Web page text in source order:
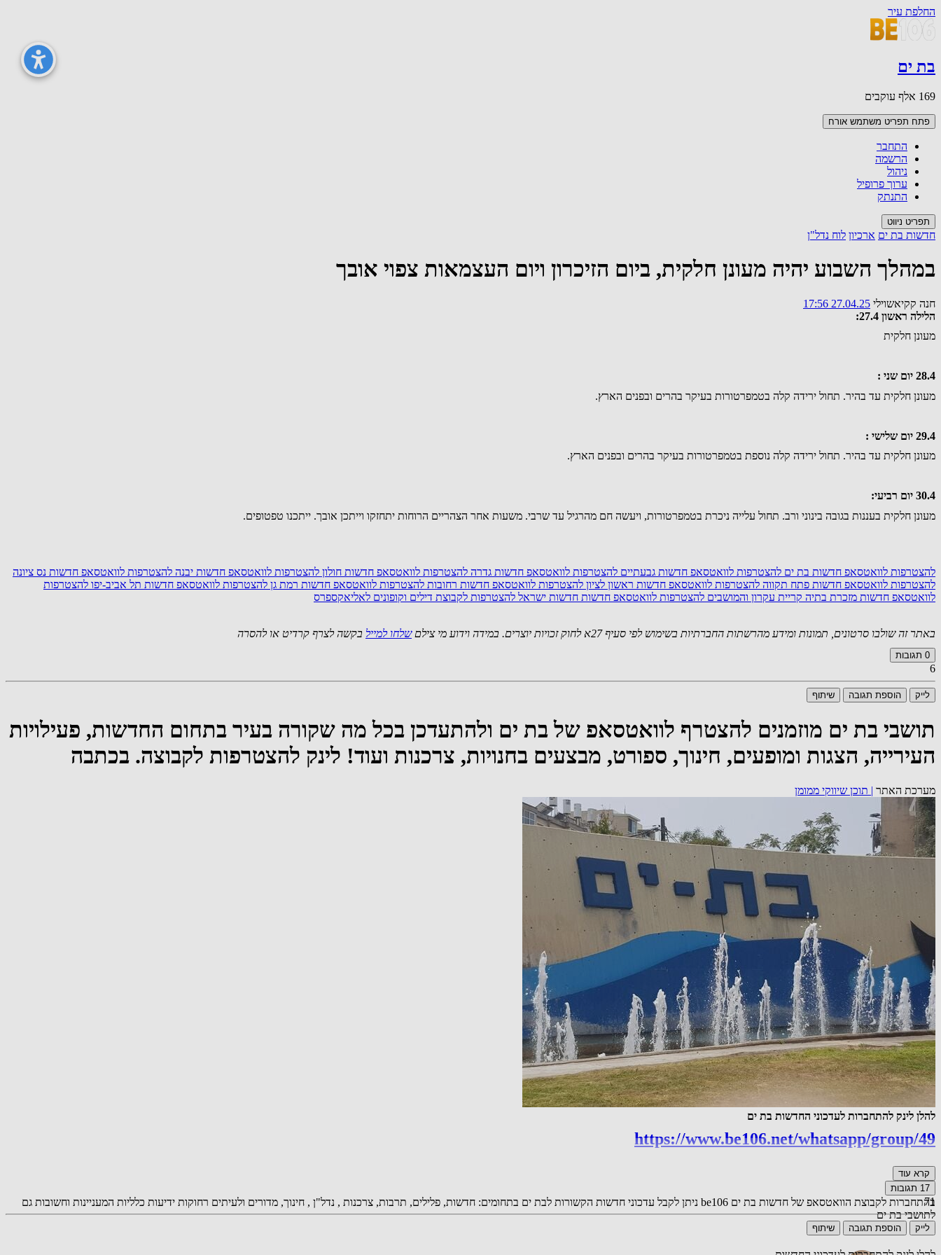
החלפת עיר
בת ים
169 אלף עוקבים
פתח תפריט משתמש אורח
התחבר
הרשמה
ניהול
ערוך פרופיל
התנתק
תפריט ניווט
חדשות בת ים ארכיון לוח נדל"ן
במהלך השבוע יהיה מעונן חלקית, ביום הזיכרון ויום העצמאות צפוי אובך
חנה קקיאשוילי 27.04.25 17:56
הלילה ראשון 27.4:
מעונן חלקית
28.4 יום שני :
מעונן חלקית עד בהיר. תחול ירידה קלה בטמפרטורות בעיקר בהרים ובפנים הארץ.
29.4 יום שלישי :
מעונן חלקית עד בהיר. תחול ירידה קלה נוספת בטמפרטורות בעיקר בהרים ובפנים הארץ.
30.4 יום רביעי:
מעונן חלקית בעננות בגובה בינוני ורב. תחול עלייה ניכרת בטמפרטורות, ויעשה חם מהרגיל עד שרבי. משעות אחר הצהריים הרוחות יתחזקו וייתכן אובך. ייתכנו טפטופים.
להצטרפות לוואטסאפ חדשות בת ים להצטרפות לוואטסאפ חדשות גבעתיים להצטרפות לוואטסאפ חדשות גדרה להצטרפות לוואטסאפ חדשות חולון להצטרפות לוואטסאפ חדשות יבנה להצטרפות לוואטסאפ חדשות נס ציונה
להצטרפות לוואטסאפ חדשות פתח תקווה להצטרפות לוואטסאפ חדשות ראשון לציון להצטרפות לוואטסאפ חדשות רחובות להצטרפות לוואטסאפ חדשות רמת גן להצטרפות לוואטסאפ חדשות תל אביב-יפו להצטרפות
לוואטסאפ חדשות מזכרת בתיה קריית עקרון והמושבים להצטרפות לוואטסאפ חדשות חדשות ישראל להצטרפות לקבוצת דילים וקופונים לאליאקספרס
באתר זה שולבו סרטונים, תמונות ומידע מהרשתות החברתיות בשימוש לפי סעיף 27א לחוק זכויות יוצרים. במידה וידוע מי צילם שלחו למייל בקשה לצרף קרדיט או להסרה
0 תגובות
6
לייק הוספת תגובה שיתוף
תושבי בת ים מוזמנים להצטרף לוואטסאפ של בת ים ולהתעדכן בכל מה שקורה בעיר בתחום החדשות, פעילויות
העירייה, הצגות ומופעים, חינוך, ספורט, מבצעים בחנויות, צרכנות ועוד! לינק להצטרפות לקבוצה. בכתבה
מערכת האתר | תוכן שיווקי ממומן
להלן לינק להתחברות לעדכוני החדשות בת ים
https://www.be106.net/whatsapp/group/49
בהתחברות לקבוצת הוואטסאפ של חדשות בת ים be106 ניתן לקבל עדכוני חדשות הקשורות לבת ים בתחומים: חדשות, פלילים, תרבות, צרכנות , נדל"ן , חינוך, מדורים ולעיתים רחוקות ידיעות כלליות המעניינות וחשובות גם
לתושבי בת ים
קרא עוד
17 תגובות
71
לייק הוספת תגובה שיתוף